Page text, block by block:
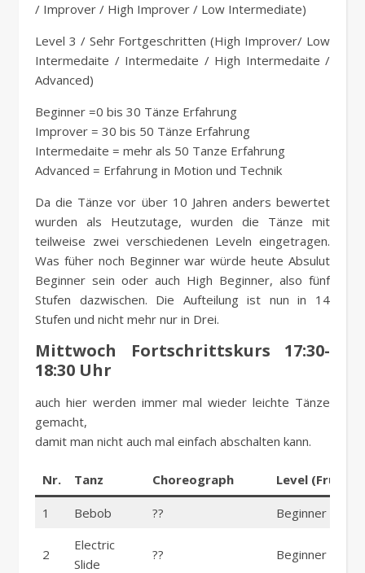
/ Improver / High Improver / Low Intermediate)
Level 3 / Sehr Fortgeschritten (High Improver/ Low
Intermedaite / Intermedaite / High Intermedaite /
Advanced)
Beginner =0 bis 30 Tänze Erfahrung
Improver = 30 bis 50 Tänze Erfahrung
Intermedaite = mehr als 50 Tanze Erfahrung
Advanced = Erfahrung in Motion und Technik
Da die Tänze vor über 10 Jahren anders bewertet
wurden als Heutzutage, wurden die Tänze mit
teilweise zwei verschiedenen Leveln eingetragen.
Was füher noch Beginner war würde heute Absulut
Beginner sein oder auch High Beginner, also fünf
Stufen dazwischen. Die Aufteilung ist nun in 14
Stufen und nicht mehr nur in Drei.
Mittwoch Fortschrittskurs 17:30-
18:30 Uhr
auch hier werden immer mal wieder leichte Tänze
gemacht,
damit man nicht auch mal einfach abschalten kann.
Nr. Tanz Choreograph Level (Früher)
1 Bebob ?? Beginner
2
Electric
Slide
?? Beginner